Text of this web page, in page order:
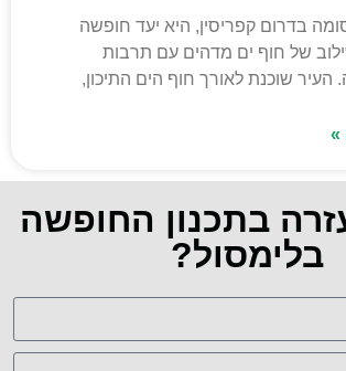
בדרום קפריסין, היא יעד חופשה
של חוף ים מדהים עם תרבות
העיר שוכנת לאורך חוף הים התיכון,
»
בתכנון החופשה
בלימסול?